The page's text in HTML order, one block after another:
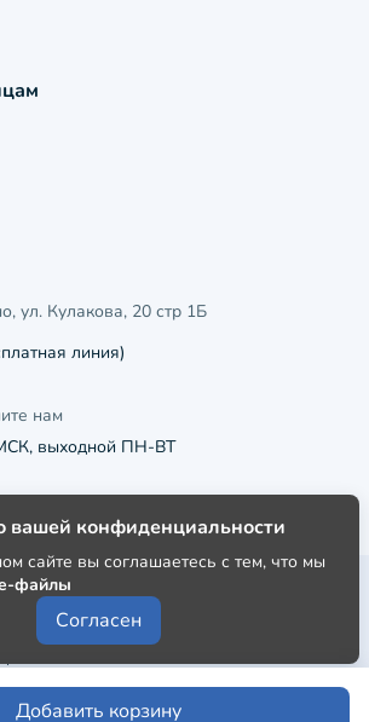
Добавить корзину
ул. Кулакова, 20 стр 1Б
линия)
нам
выходной ПН-ВТ
вашей конфиденциальности
сайте вы соглашаетесь с тем, что мы
файлы
Согласен